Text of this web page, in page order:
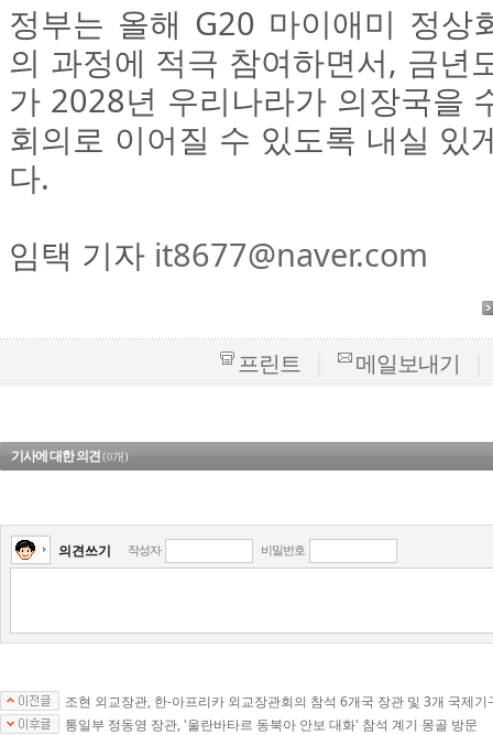
정부는 올해 G20 마이애미 정상
의 과정에 적극 참여하면서, 금년
가 2028년 우리나라가 의장국을
회의로 이어질 수 있도록 내실 있
다.
임택 기자 it8677@naver.com
프린트 메일보내기
기사에 대한 의견(0개)
의견쓰기 작성자 비밀번호
조현 외교장관, 한-아프리카 외교장관회의 참석 6개국 장관 및 3개 국제
통일부 정동영 장관, '울란바타르 동북아 안보 대화' 참석 계기 몽골 방문